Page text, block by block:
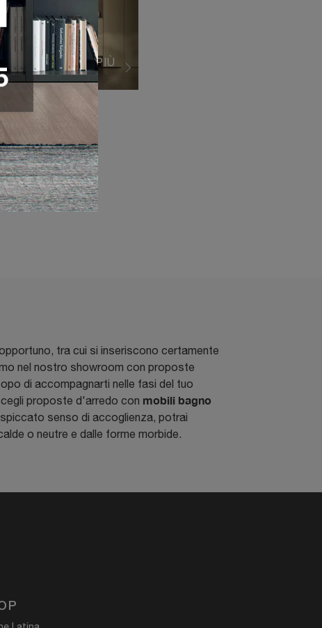
VEDI DI PIÙ
tra cui si inseriscono certamente
nel nostro showroom con proposte
di accompagnarti nelle fasi del tuo
proposte d'arredo con mobili bagno
senso di accoglienza, potrai
o neutre e dalle forme morbide.